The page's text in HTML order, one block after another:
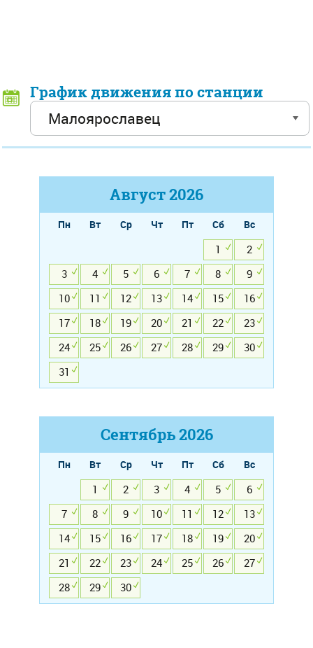
График движения по станции
Август2026
Пн Вт Ср Чт Пт Сб
Вс
1
2
3
4 5 6 7 8
9
10
11 12 13 14 15
16
17
18 19 20 21 22
23
24
25 26 27 28 29
30
31
Сентябрь2026
Пн Вт Ср Чт Пт Сб
Вс
1
2 3 4 5
6
7
8 9 10 11 12
13
14
15 16 17 18 19
20
21
22 23 24 25 26
27
28
29 30